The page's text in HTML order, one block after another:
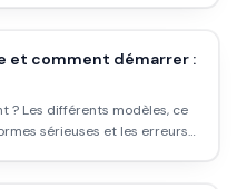
et comment démarrer :
? Les différents modèles, ce
sérieuses et les erreurs